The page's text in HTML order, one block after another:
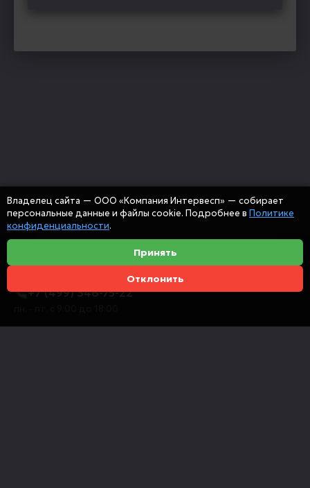
+7 (499) 346-75-22
Владелец сайта — ООО «Компания Интервесп» — собирает
персональные данные и файлы cookie. Подробнее в Политике
конфиденциальности.
Принять
Отклонить